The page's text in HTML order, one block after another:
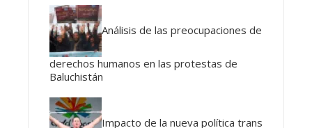
Análisis de las preocupaciones de
derechos humanos en las protestas de
Baluchistán
Impacto de la nueva política trans